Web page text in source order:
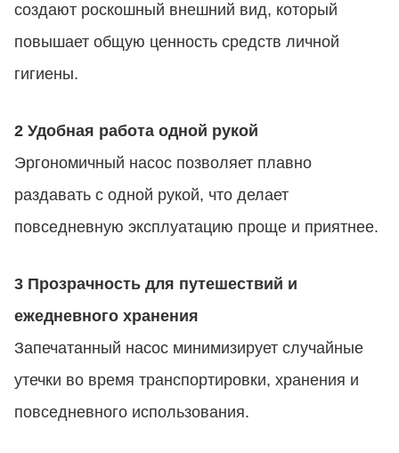
создают роскошный внешний вид, который
повышает общую ценность средств личной
гигиены.
2 Удобная работа одной рукой
Эргономичный насос позволяет плавно
раздавать с одной рукой, что делает
повседневную эксплуатацию проще и приятнее.
3 Прозрачность для путешествий и
ежедневного хранения
Запечатанный насос минимизирует случайные
утечки во время транспортировки, хранения и
повседневного использования.